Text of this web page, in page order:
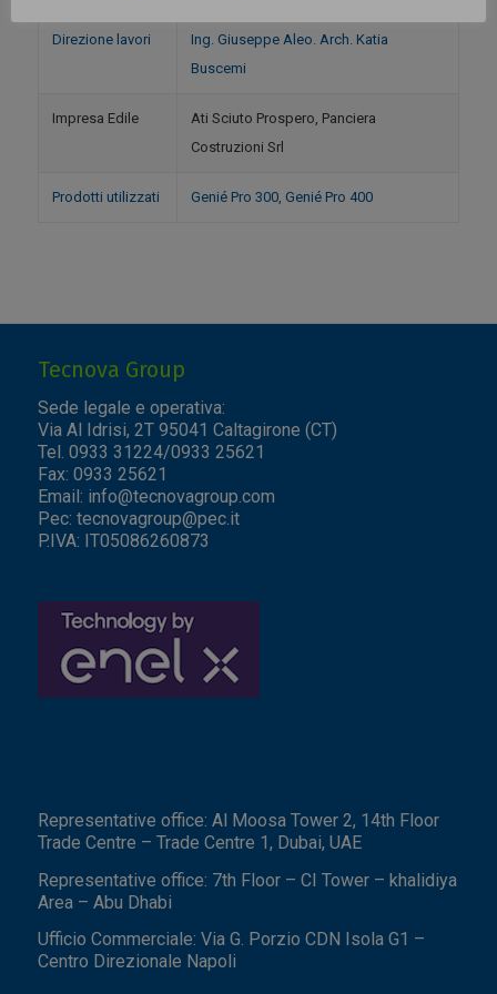
Direzione lavori
Ing. Giuseppe Aleo. Arch. Katia
Buscemi
Impresa Edile
Ati Sciuto Prospero, Panciera
Costruzioni Srl
Prodotti utilizzati Genié Pro 300, Genié Pro 400
Tecnova Group
Sede legale e operativa:
Via Al Idrisi, 2T 95041 Caltagirone (CT)
Tel. 0933 31224/0933 25621
Fax: 0933 25621
Email: info@tecnovagroup.com
Pec: tecnovagroup@pec.it
P.IVA: IT05086260873
Representative office: Al Moosa Tower 2, 14th Floor
Trade Centre – Trade Centre 1, Dubai, UAE
Representative office: 7th Floor – CI Tower – khalidiya
Area – Abu Dhabi
Ufficio Commerciale: Via G. Porzio CDN Isola G1 –
Centro Direzionale Napoli